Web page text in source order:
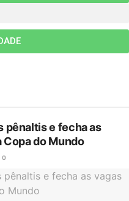
pênaltis e fecha as
Copa do Mundo
0